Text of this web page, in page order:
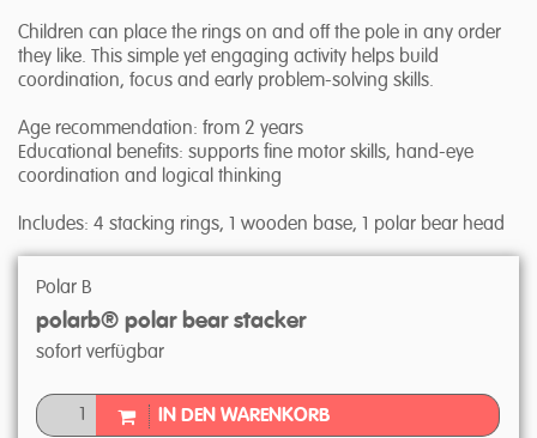
Children can place the rings on and off the pole in any order
they like. This simple yet engaging activity helps build
coordination, focus and early problem-solving skills.
Age recommendation: from 2 years
Educational benefits: supports fine motor skills, hand-eye
coordination and logical thinking
Includes: 4 stacking rings, 1 wooden base, 1 polar bear head
Polar B
polarb® polar bear stacker
sofort verfügbar
IN DEN WARENKORB